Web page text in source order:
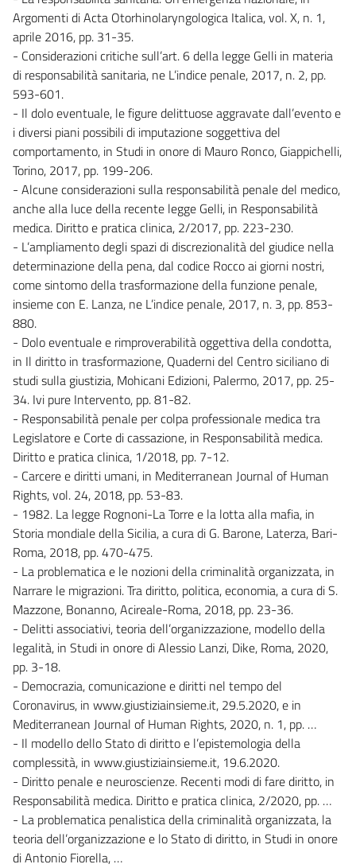
Argomenti di Acta Otorhinolaryngologica Italica, vol. X, n. 1,
aprile 2016, pp. 31-35.
- Considerazioni critiche sull’art. 6 della legge Gelli in materia
di responsabilità sanitaria, ne L’indice penale, 2017, n. 2, pp.
593-601.
- Il dolo eventuale, le figure delittuose aggravate dall’evento e
i diversi piani possibili di imputazione soggettiva del
comportamento, in Studi in onore di Mauro Ronco, Giappichelli,
Torino, 2017, pp. 199-206.
- Alcune considerazioni sulla responsabilità penale del medico,
anche alla luce della recente legge Gelli, in Responsabilità
medica. Diritto e pratica clinica, 2/2017, pp. 223-230.
- L’ampliamento degli spazi di discrezionalità del giudice nella
determinazione della pena, dal codice Rocco ai giorni nostri,
come sintomo della trasformazione della funzione penale,
insieme con E. Lanza, ne L’indice penale, 2017, n. 3, pp. 853-
880.
- Dolo eventuale e rimproverabilità oggettiva della condotta,
in Il diritto in trasformazione, Quaderni del Centro siciliano di
studi sulla giustizia, Mohicani Edizioni, Palermo, 2017, pp. 25-
34. Ivi pure Intervento, pp. 81-82.
- Responsabilità penale per colpa professionale medica tra
Legislatore e Corte di cassazione, in Responsabilità medica.
Diritto e pratica clinica, 1/2018, pp. 7-12.
- Carcere e diritti umani, in Mediterranean Journal of Human
Rights, vol. 24, 2018, pp. 53-83.
- 1982. La legge Rognoni-La Torre e la lotta alla mafia, in
Storia mondiale della Sicilia, a cura di G. Barone, Laterza, Bari-
Roma, 2018, pp. 470-475.
- La problematica e le nozioni della criminalità organizzata, in
Narrare le migrazioni. Tra diritto, politica, economia, a cura di S.
Mazzone, Bonanno, Acireale-Roma, 2018, pp. 23-36.
- Delitti associativi, teoria dell’organizzazione, modello della
legalità, in Studi in onore di Alessio Lanzi, Dike, Roma, 2020,
pp. 3-18.
- Democrazia, comunicazione e diritti nel tempo del
Coronavirus, in www.giustiziainsieme.it, 29.5.2020, e in
Mediterranean Journal of Human Rights, 2020, n. 1, pp. …
- Il modello dello Stato di diritto e l’epistemologia della
complessità, in www.giustiziainsieme.it, 19.6.2020.
- Diritto penale e neuroscienze. Recenti modi di fare diritto, in
Responsabilità medica. Diritto e pratica clinica, 2/2020, pp. …
- La problematica penalistica della criminalità organizzata, la
teoria dell’organizzazione e lo Stato di diritto, in Studi in onore
di Antonio Fiorella, …